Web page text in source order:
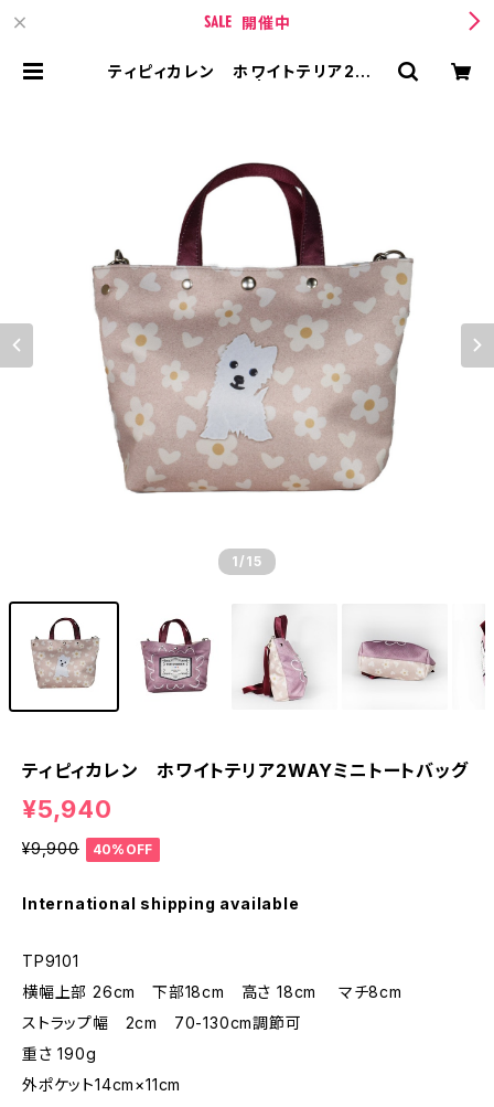
開催中
ティピィカレン ホワイトテリア2WA
1 /15
ティピィカレン ホワイトテリア2WAYミニトートバッグ
¥5,940
¥9,900 40%OFF
International shipping available
TP9101
横幅上部 26cm 下部18cm 高さ 18cm マチ8cm
ストラップ幅 2cm 70-130cm調節可
重さ 190g
外ポケット14cm×11cm